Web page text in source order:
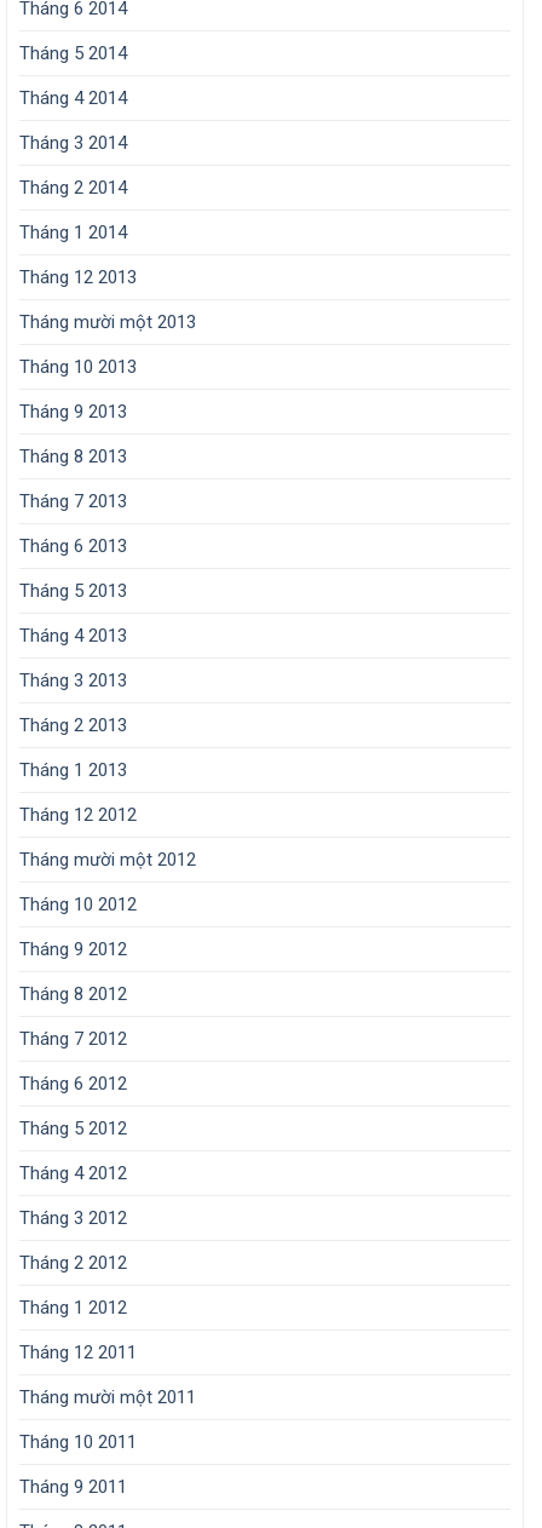
Tháng 6 2014
Tháng 5 2014
Tháng 4 2014
Tháng 3 2014
Tháng 2 2014
Tháng 1 2014
Tháng 12 2013
Tháng mười một 2013
Tháng 10 2013
Tháng 9 2013
Tháng 8 2013
Tháng 7 2013
Tháng 6 2013
Tháng 5 2013
Tháng 4 2013
Tháng 3 2013
Tháng 2 2013
Tháng 1 2013
Tháng 12 2012
Tháng mười một 2012
Tháng 10 2012
Tháng 9 2012
Tháng 8 2012
Tháng 7 2012
Tháng 6 2012
Tháng 5 2012
Tháng 4 2012
Tháng 3 2012
Tháng 2 2012
Tháng 1 2012
Tháng 12 2011
Tháng mười một 2011
Tháng 10 2011
Tháng 9 2011